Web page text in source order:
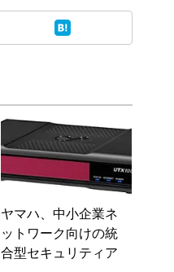
ヤマハ、中小企業ネ
ットワーク向けの統
合型セキュリティア